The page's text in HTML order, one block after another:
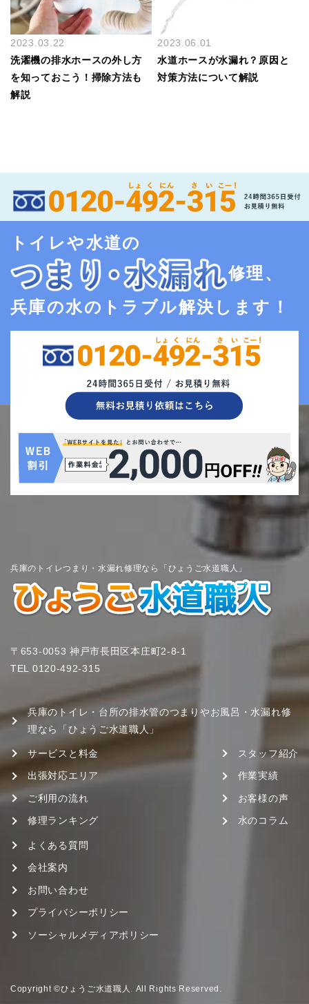
2023.03.22
洗濯機の排水ホースの外し方
を知っておこう！掃除方法も
解説
2023.06.01
水道ホースが水漏れ？原因と
対策方法について解説
トイレや水道の
修理、
兵庫の水のトラブル解決します！
兵庫のトイレつまり・水漏れ修理なら「ひょうご水道職人」
〒653-0053 神戸市長田区本庄町2-8-1
TEL 0120-492-315
兵庫のトイレ・台所の排水管のつまりやお風呂・水漏れ修
理なら「ひょうご水道職人」
サービスと料金
出張対応エリア
ご利用の流れ
修理ランキング
スタッフ紹介
作業実績
お客様の声
水のコラム
よくある質問
会社案内
お問い合わせ
プライバシーポリシー
ソーシャルメディアポリシー
Copyright ©ひょうご水道職人. All Rights Reserved.